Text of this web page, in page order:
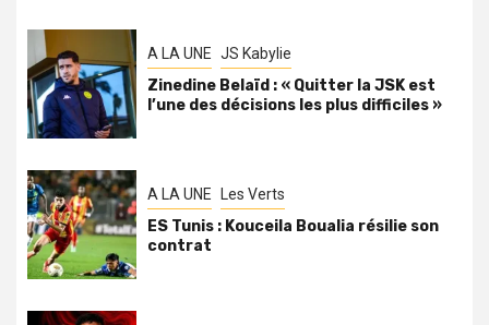
A LA UNE JS Kabylie
Zinedine Belaïd : « Quitter la JSK est
l’une des décisions les plus difficiles »
A LA UNE Les Verts
ES Tunis : Kouceila Boualia résilie son
contrat